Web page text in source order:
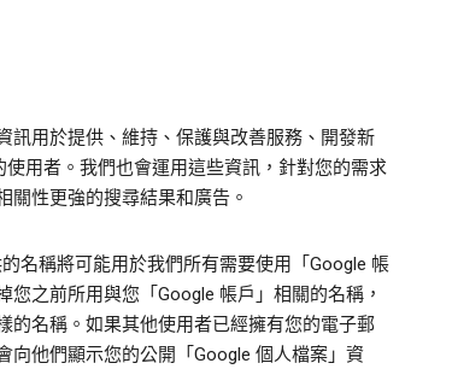
訊用於提供、維持、保護與改善服務、開發新
用者。我們也會運用這些資訊，針對您的需求
關性更強的搜尋結果和廣告。
名稱將可能用於我們所有需要使用「Google 帳
之前所用與您「Google 帳戶」相關的名稱，
的名稱。如果其他使用者已經擁有您的電子郵
向他們顯示您的公開「Google 個人檔案」資